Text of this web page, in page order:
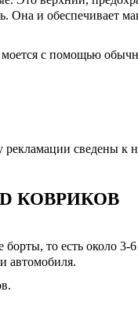
Она и обеспечивает
с помощью
рекламации сведены к
КОВРИКОВ
борты, то есть около 3-
автомобиля.